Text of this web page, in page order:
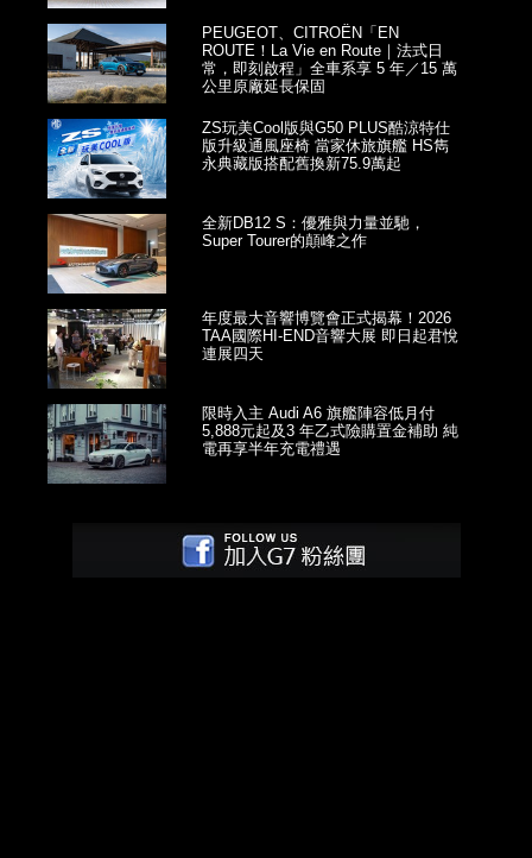
PEUGEOT、CITROËN「EN
ROUTE！La Vie en Route｜法式日
常，即刻啟程」全車系享 5 年／15 萬
公里原廠延長保固
ZS玩美Cool版與G50 PLUS酷涼特仕
版升級通風座椅 當家休旅旗艦 HS雋
永典藏版搭配舊換新75.9萬起
全新DB12 S：優雅與力量並馳，
Super Tourer的顛峰之作
年度最大音響博覽會正式揭幕！2026
TAA國際HI-END音響大展 即日起君悅
連展四天
限時入主 Audi A6 旗艦陣容低月付
5,888元起及3 年乙式險購置金補助 純
電再享半年充電禮遇